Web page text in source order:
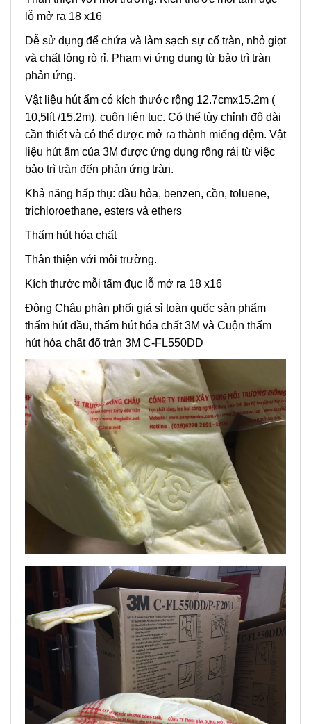
lỗ mở ra 18 x16
Dễ sử dụng để chứa và làm sạch sự cố tràn, nhỏ giọt
và chất lỏng rò rỉ. Phạm vi ứng dụng từ bảo trì tràn
phản ứng.
Vật liệu hút ẩm có kích thước rộng 12.7cmx15.2m (
10,5lít /15.2m), cuộn liên tục. Có thể tùy chỉnh độ dài
cần thiết và có thể được mở ra thành miếng đệm. Vật
liệu hút ẩm của 3M được ứng dụng rộng rải từ việc
bảo trì tràn đến phản ứng tràn.
Khả năng hấp thụ: dầu hỏa, benzen, cồn, toluene,
trichloroethane, esters và ethers
Thấm hút hóa chất
Thân thiện với môi trường.
Kích thước mỗi tấm đục lỗ mở ra 18 x16
Đông Châu phân phối giá sỉ toàn quốc sản phẩm
thấm hút dầu, thấm hút hóa chất 3M và Cuộn thấm
hút hóa chất đổ tràn 3M C-FL550DD